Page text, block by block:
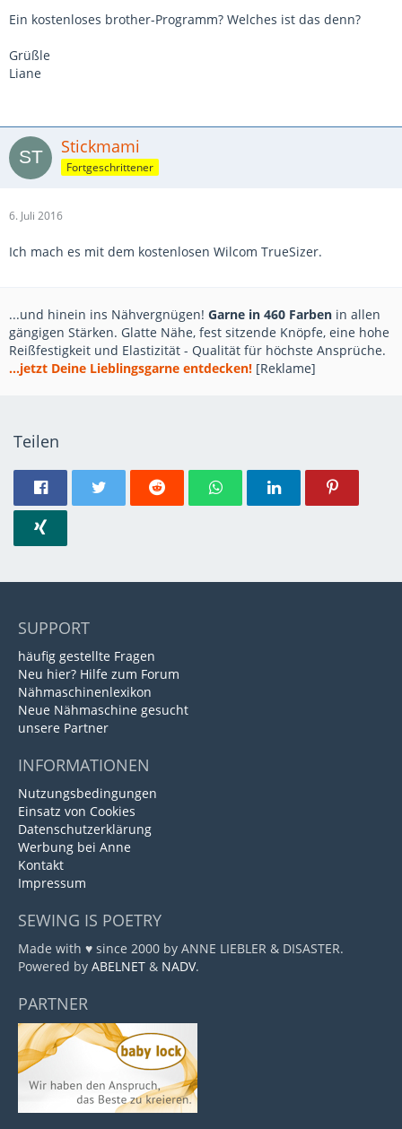
Ein kostenloses brother-Programm? Welches ist das denn?
Grüßle
Liane
Stickmami
Fortgeschrittener
6. Juli 2016
Ich mach es mit dem kostenlosen Wilcom TrueSizer.
...und hinein ins Nähvergnügen! Garne in 460 Farben in allen
gängigen Stärken. Glatte Nähe, fest sitzende Knöpfe, eine hohe
Reißfestigkeit und Elastizität - Qualität für höchste Ansprüche.
...jetzt Deine Lieblingsgarne entdecken! [Reklame]
Teilen
SUPPORT
häufig gestellte Fragen
Neu hier? Hilfe zum Forum
Nähmaschinenlexikon
Neue Nähmaschine gesucht
unsere Partner
INFORMATIONEN
Nutzungsbedingungen
Einsatz von Cookies
Datenschutzerklärung
Werbung bei Anne
Kontakt
Impressum
SEWING IS POETRY
Made with ♥ since 2000 by ANNE LIEBLER & DISASTER.
Powered by ABELNET & NADV.
PARTNER